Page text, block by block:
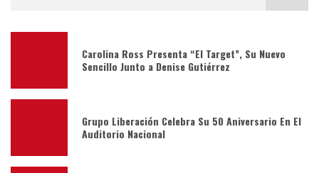
Carolina Ross Presenta “El Target”, Su Nuevo
Sencillo Junto a Denise Gutiérrez
Grupo Liberación Celebra Su 50 Aniversario En El
Auditorio Nacional